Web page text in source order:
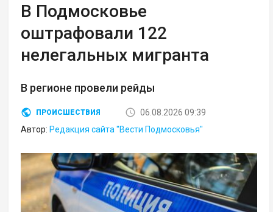
В Подмосковье
оштрафовали 122
нелегальных мигранта
В регионе провели рейды
ПРОИСШЕСТВИЯ
06.08.2026 09:39
Автор: Редакция сайта "Вести Подмосковья"